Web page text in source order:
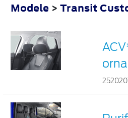
Modele > Transit